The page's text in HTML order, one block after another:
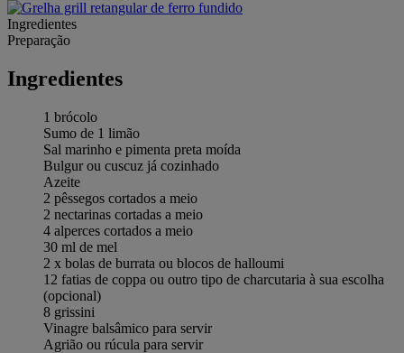
Ingredientes
Preparação
Ingredientes
1 brócolo
Sumo de 1 limão
Sal marinho e pimenta preta moída
Bulgur ou cuscuz já cozinhado
Azeite
2 pêssegos cortados a meio
2 nectarinas cortadas a meio
4 alperces cortados a meio
30 ml de mel
2 x bolas de burrata ou blocos de halloumi
12 fatias de coppa ou outro tipo de charcutaria à sua escolha
(opcional)
8 grissini
Vinagre balsâmico para servir
Agrião ou rúcula para servir